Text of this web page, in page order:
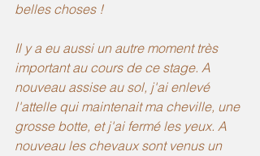
belles choses !
Il y a eu aussi un autre moment très
important au cours de ce stage. A
nouveau assise au sol, j'ai enlevé
l'attelle qui maintenait ma cheville, une
grosse botte, et j'ai fermé les yeux. A
nouveau les chevaux sont venus un